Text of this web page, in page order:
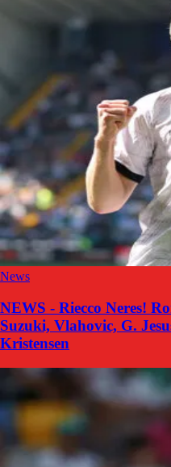
News
NEWS - Riecco Neres!
Suzuki, Vlahovic, G.
Kristensen